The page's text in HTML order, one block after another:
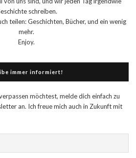
schreiben.
teilen: Geschichten, Bücher, und ein wenig
mehr.
Enjoy.
immer informiert!
möchtest, melde dich einfach zu
an. Ich freue mich auch in Zukunft mit